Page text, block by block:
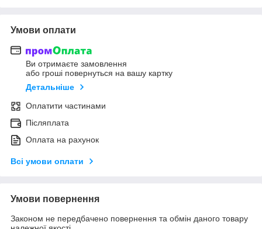
Умови оплати
Ви отримаєте замовлення
або гроші повернуться на вашу картку
Детальніше
Оплатити частинами
Післяплата
Оплата на рахунок
Всі умови оплати
Умови повернення
Законом не передбачено повернення та обмін даного товару